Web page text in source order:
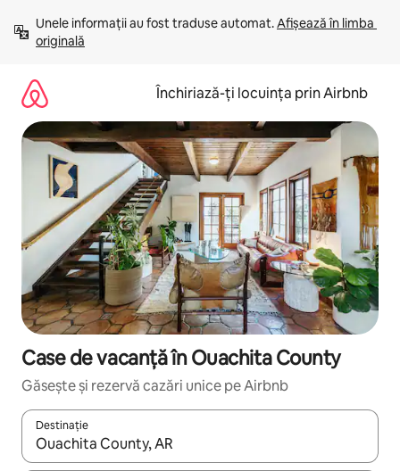
mergi
conținut
Unele informații au fost traduse automat. Afișează în limba
originală
Închiriază-ți locuința prin Airbnb
Case de vacanță în Ouachita County
Găsește și rezervă cazări unice pe Airbnb
Destinație
Când se încarcă rezultatele, navighează folosind tastele